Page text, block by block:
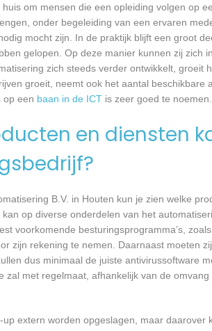
om mensen die een opleiding volgen op
onder begeleiding van een ervaren
mocht zijn. In de praktijk blijft een groot
gelopen. Op deze manier kunnen zij
zich steeds verder ontwikkelt, groeit
groeit, neemt ook het aantal
op een baan in de ICT is zeer goed te noemen.
en diensten
B.V. in Houten kun je zien welke
op diverse onderdelen van het
voorkomende besturingsprogramma’s,
zijn rekening te nemen. Daarnaast moeten
dus minimaal de juiste antivirussoftware
zal met regelmaat, afhankelijk van de
extern worden opgeslagen, maar daarover